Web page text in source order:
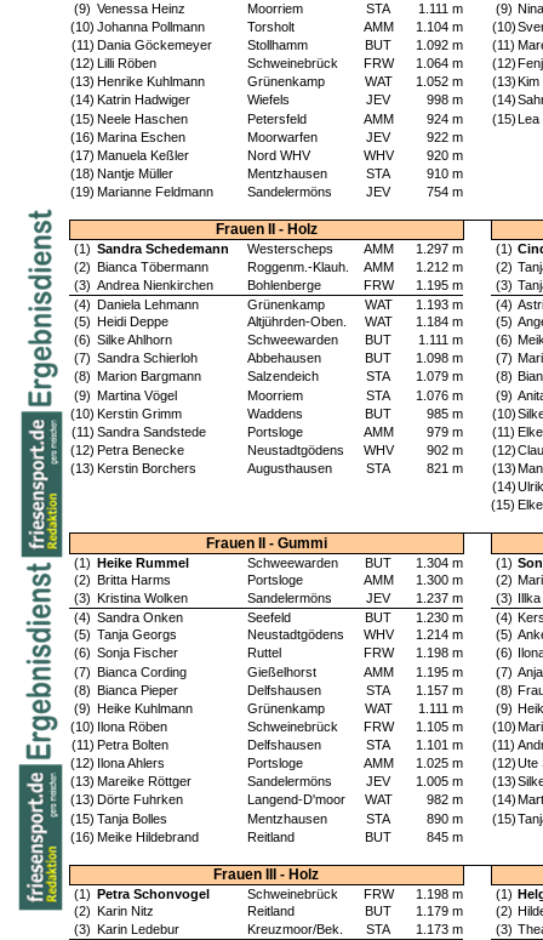
(9) Venessa Heinz Moorriem STA 1.111 m (9)
(10) Johanna Pollmann Torsholt AMM 1.104 m (10)
(11) Dania Göckemeyer Stollhamm BUT 1.092 m (11)
(12) Lilli Röben Schweinebrück FRW 1.064 m (12)
(13) Henrike Kuhlmann Grünenkamp WAT 1.052 m (13)Kim
(14) Katrin Hadwiger Wiefels JEV 998 m (14)
(15) Neele Haschen Petersfeld AMM 924 m (15)Lea
(16) Marina Eschen Moorwarfen JEV
922 m
(17) Manuela Keßler Nord WHV WHV
920 m
(18) Nantje Müller Mentzhausen STA
910 m
(19) Marianne Feldmann Sandelermöns JEV 754 m
Frauen II - Holz
(1) Sandra Schedemann Westerscheps AMM 1.297 m (1)
(2) Bianca Töbermann Roggenm.-Klauh. AMM 1.212 m (2)
(3) Andrea Nienkirchen Bohlenberge FRW 1.195 m (3)
(4) Daniela Lehmann Grünenkamp WAT 1.193 m (4)
(5) Heidi Deppe Altjührden-Oben. WAT 1.184 m (5)
(6) Silke Ahlhorn Schweewarden BUT 1.111 m (6)
(7) Sandra Schierloh Abbehausen BUT 1.098 m (7)
(8) Marion Bargmann Salzendeich STA 1.079 m (8)
(9) Martina Vögel Moorriem STA 1.076 m (9)
(10) Kerstin Grimm Waddens BUT 985 m (10)
(11) Sandra Sandstede Portsloge AMM 979 m (11)
(12) Petra Benecke Neustadtgödens WHV 902 m (12)
(13) Kerstin Borchers Augusthausen STA 821 m (13)
(14)
(15)
Frauen II - Gummi
(1) Heike Rummel Schweewarden BUT 1.304 m (1)
(2) Britta Harms Portsloge AMM 1.300 m (2)
(3) Kristina Wolken Sandelermöns JEV 1.237 m (3)
(4) Sandra Onken Seefeld BUT 1.230 m (4)
(5) Tanja Georgs Neustadtgödens WHV 1.214 m (5)
(6) Sonja Fischer Ruttel FRW 1.198 m (6)
(7) Bianca Cording Gießelhorst AMM 1.195 m (7)
(8) Bianca Pieper Delfshausen STA 1.157 m (8)
(9) Heike Kuhlmann Grünenkamp WAT 1.111 m (9)
(10) Ilona Röben Schweinebrück FRW 1.105 m (10)
(11) Petra Bolten Delfshausen STA 1.101 m (11)
(12) Ilona Ahlers Portsloge AMM 1.025 m (12)Ute
(13) Mareike Röttger Sandelermöns JEV 1.005 m (13)
(13) Dörte Fuhrken Langend-D'moor WAT 982 m (14)
(15) Tanja Bolles Mentzhausen STA 890 m (15)
(16) Meike Hildebrand Reitland BUT 845 m
Frauen III - Holz
(1) Petra Schonvogel Schweinebrück FRW 1.198 m (1)
(2) Karin Nitz Reitland BUT 1.179 m (2)
(3) Karin Ledebur Kreuzmoor/Bek. STA 1.173 m (3)